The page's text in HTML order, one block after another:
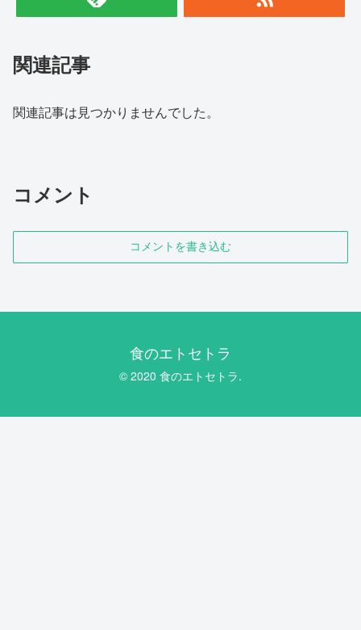
関連記事
関連記事は見つかりませんでした。
コメント
コメントを書き込む
食のエトセトラ
© 2020 食のエトセトラ.